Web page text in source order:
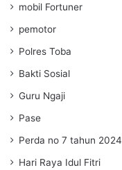
mobil Fortuner
pemotor
Polres Toba
Bakti Sosial
Guru Ngaji
Pase
Perda no 7 tahun 2024
Hari Raya Idul Fitri